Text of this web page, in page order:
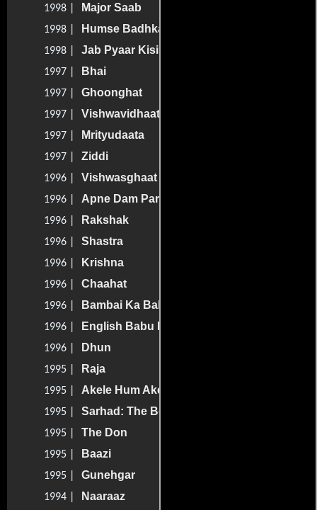
1998 | Major Saab
1998 | Humse Badhkar Kaun: The Entertainer
1998 | Jab Pyaar Kisise Hota Hai
1997 | Bhai
1997 | Ghoonghat
1997 | Vishwavidhaata
1997 | Mrityudaata
1997 | Ziddi
1996 | Vishwasghaat
1996 | Apne Dam Par
1996 | Rakshak
1996 | Shastra
1996 | Krishna
1996 | Chaahat
1996 | Bambai Ka Babu
1996 | English Babu Desi Mem
1996 | Dhun
1995 | Raja
1995 | Akele Hum Akele Tum
1995 | Sarhad: The Border of Crime
1995 | The Don
1995 | Baazi
1995 | Gunehgar
1994 | Naaraaz